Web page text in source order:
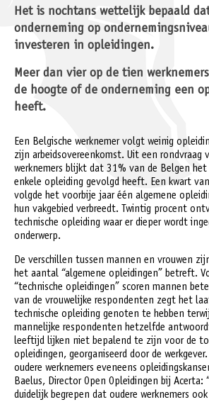
Het is nochtans wettelijk bepaald
onderneming op
investeren in opleidingen.
Meer dan vier op de tien
de hoogte of de onderneming een
heeft.
Een Belgische werknemer volgt weinig
zijn arbeidsovereenkomst. Uit een rondvraag
werknemers blijkt dat 31% van de Belgen
enkele opleiding gevolgd heeft. Een kwart
volgde het voorbije jaar één algemene
hun vakgebied verbreedt. Twintig procent
technische opleiding waar er dieper wordt
onderwerp.
De verschillen tussen mannen en vrouwen
het aantal “algemene opleidingen” betreft.
“technische opleidingen” scoren mannen
van de vrouwelijke respondenten zegt het
technische opleiding genoten te hebben
mannelijke respondenten hetzelfde
leeftijd lijken niet bepalend te zijn voor de
opleidingen, georganiseerd door de
oudere werknemers eveneens
Baelus, Director Open Opleidingen bij Acerta:
duidelijk begrepen dat oudere werknemers